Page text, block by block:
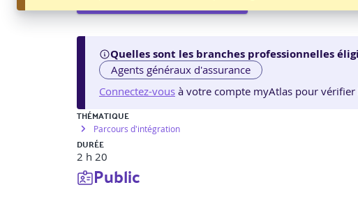
Quelles sont les branches professionnelles
Agents généraux d'assurance
Connectez-vous à votre compte myAtlas pour
THÉMATIQUE
Parcours d'intégration
DURÉE
2 h 20
Public